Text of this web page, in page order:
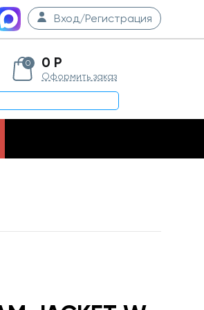
Вход/Регистрация
0 0 Р
Оформить заказ